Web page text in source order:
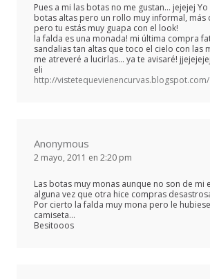
Pues a mi las botas no me gustan… jejejej
botas altas pero un rollo muy informal, más
pero tu estás muy guapa con el look!
la falda es una monada! mi última compra
sandalias tan altas que toco el cielo con las
me atreveré a lucirlas… ya te avisaré! jjejejejej
eli
http://vistetequevienencurvas.blogspot.com/
Anonymous
2 mayo, 2011 en 2:20 pm
Las botas muy monas aunque no son de mi
alguna vez que otra hice compras
Por cierto la falda muy mona pero le
camiseta…
Besitooos